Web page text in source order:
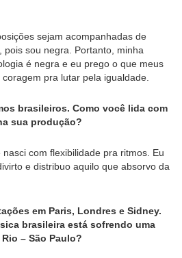
sejam acompanhadas de
pois sou negra. Portanto, minha
é negra e eu prego o que meus
pra lutar pela igualdade.
brasileiros. Como você lida com
sua produção?
com flexibilidade pra ritmos. Eu
e distribuo aquilo que absorvo da
em Paris, Londres e Sidney.
brasileira está sofrendo uma
– São Paulo?